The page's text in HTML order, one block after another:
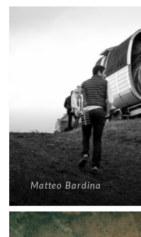
Matteo Bardina